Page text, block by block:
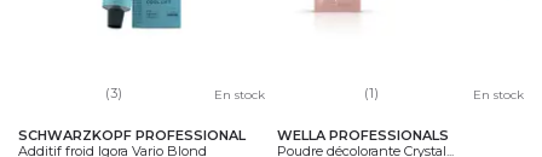
(3) En stock
SCHWARZKOPF PROFESSIONAL
Additif froid Igora Vario Blond
(1) En stock
WELLA PROFESSIONALS
Poudre décolorante Crystal...